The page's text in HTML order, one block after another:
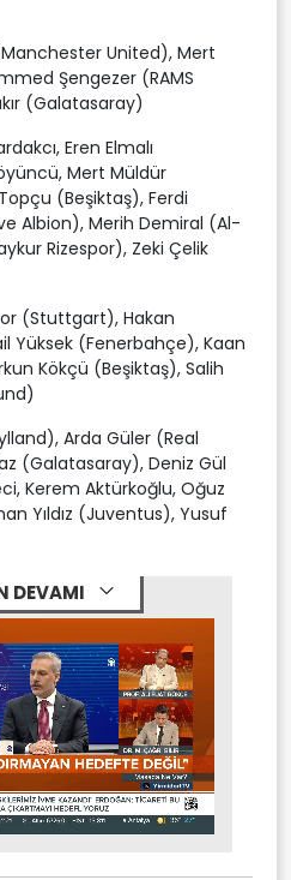
United), Mert
Şengezer (RAMS
(Galatasaray)
Eren Elmalı
Mert Müldür
(Beşiktaş), Ferdi
Albion), Merih Demiral (Al-
Rizespor), Zeki Çelik
(Stuttgart), Hakan
Yüksek (Fenerbahçe), Kaan
Kökçü (Beşiktaş), Salih
Arda Güler (Real
(Galatasaray), Deniz Gül
Kerem Aktürkoğlu, Oğuz
Yıldız (Juventus), Yusuf
DEVAMI